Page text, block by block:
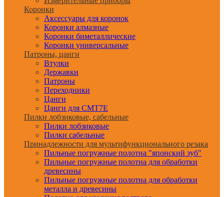
Коронки
Аксессуары для коронок
Коронки алмазные
Коронки биметаллические
Коронки универсальные
Патроны, цанги
Втулки
Державки
Патроны
Переходники
Цанги
Цанги для CMT7E
Пилки лобзиковые, сабельные
Пилки лобзиковые
Пилки сабельные
Принадлежности для мультифункционального резака
Пильные погружные полотна "японский зуб"
Пильные погружные полотна для обработки
древесины
Пильные погружные полотна для обработки
металла и древесины